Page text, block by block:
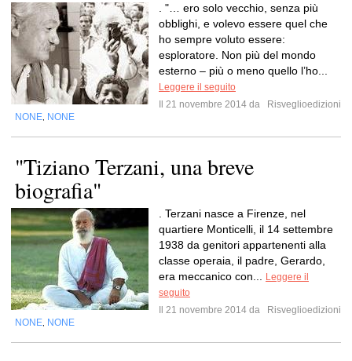
. "… ero solo vecchio, senza più
obblighi, e volevo essere quel che
ho sempre voluto essere:
esploratore. Non più del mondo
esterno – più o meno quello l’ho...
Leggere il seguito
Il 21 novembre 2014 da
Risveglioedizioni
NONE NONE
"Tiziano Terzani, una breve
biografia"
. Terzani nasce a Firenze, nel
quartiere Monticelli, il 14 settembre
1938 da genitori appartenenti alla
classe operaia, il padre, Gerardo,
era meccanico con...
Leggere il
seguito
Il 21 novembre 2014 da
Risveglioedizioni
NONE NONE